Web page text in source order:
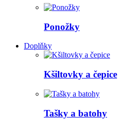
Ponožky
Doplňky
Kšiltovky a čepice
Tašky a batohy